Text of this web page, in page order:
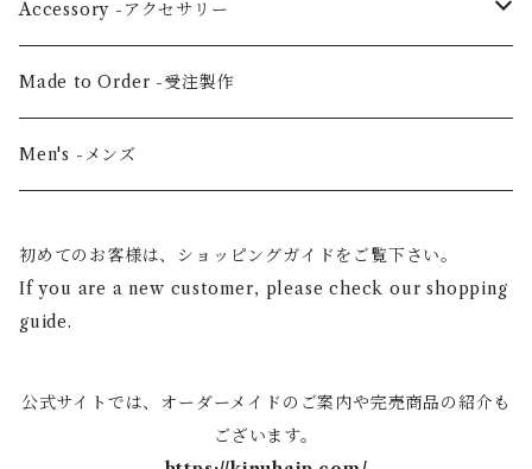
Jacket -ジャケット
Large horizontal -横・大
Vertical medium -縦・中
Shoulder -ショルダー
Accessory -アクセサリー
Hair scrunchie -シュシュ
Mask -マスク
Others -その他
Made to Order -受注製作
Men's -メンズ
初めてのお客様は、ショッピングガイドをご覧下さい。
If you are a new customer, please check our shopping
guide.
公式サイトでは、オーダーメイドのご案内や完売商品の紹介も
ございます。